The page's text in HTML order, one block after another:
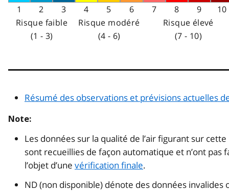
1 2 3 4 5 6 7 8 9
10
Risque faible
(1 - 3)
Risque modéré
(4 - 6)
Risque élevé
(7 - 10)
Résumé des observations et prévisions actuelles
Note:
Les données sur la qualité de l’air figurant sur cette
sont recueillies de façon automatique et n’ont pas
l’objet d’une vérification finale.
ND (non disponible) dénote des données invalides